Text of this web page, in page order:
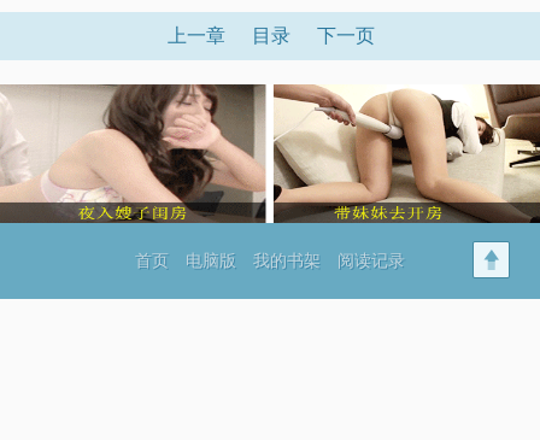
上一章 目录 下一页
首页 电脑版 我的书架 阅读记录